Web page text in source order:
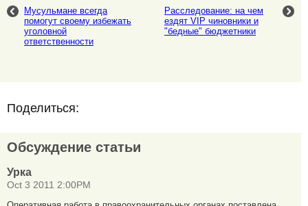
Мусульмане всегда
помогут своему избежать
уголовной
ответственности
Расследование: на чем
ездят VIP чиновники и
"бедные" бюджетники
Поделиться:
Обсуждение статьи
Урка
Oct 3 2011 2:00PM